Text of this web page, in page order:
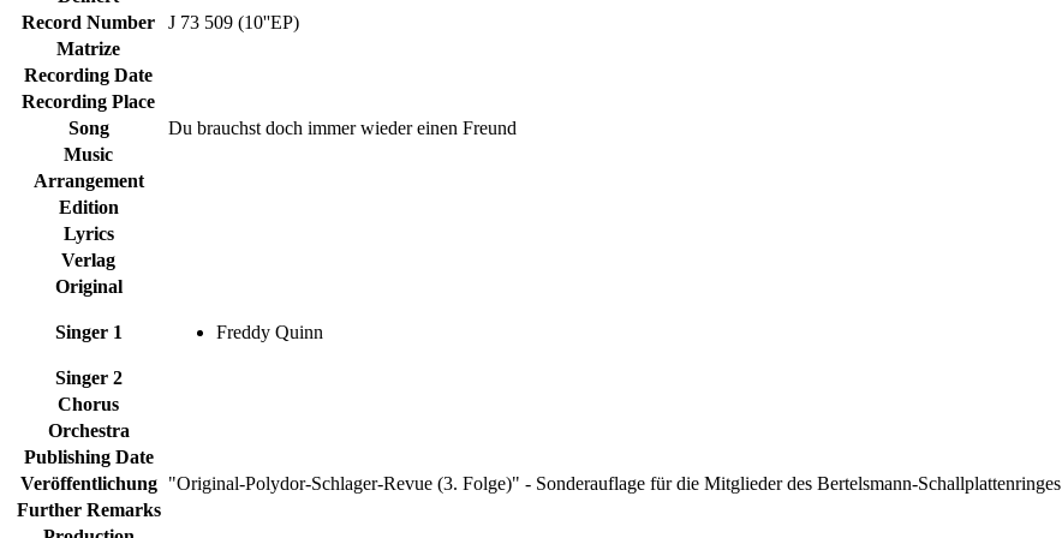
Record Number
J 73 509 (10''EP)
Matrize
Recording Date
Recording Place
Song
Du brauchst doch immer wieder einen Freund
Music
Arrangement
Edition
Lyrics
Verlag
Original
Singer 1 Freddy Quinn
Singer 2
Chorus
Orchestra
Publishing Date
Veröffentlichung
"Original-Polydor-Schlager-Revue (3. Folge)" - Sonderauflage für die Mitglieder des Bertelsmann-Schallplattenringes
Further Remarks